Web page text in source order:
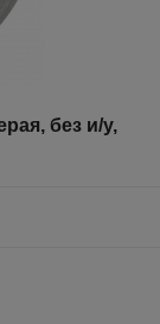
без и/у,